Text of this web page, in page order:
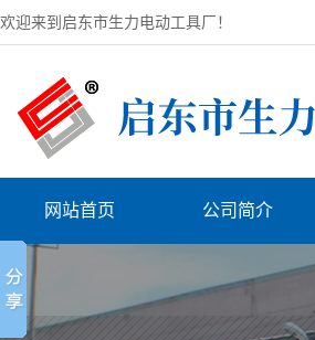
欢迎来到启东市生力电动工具厂！
网站首页 公司简介